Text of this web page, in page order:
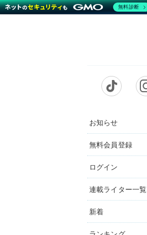
お知らせ
無料会員登録
ログイン
連載ライター一覧
新着
無料診断